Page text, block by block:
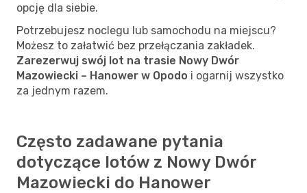
opcję dla siebie.
Potrzebujesz noclegu lub samochodu na miejscu?
Możesz to załatwić bez przełączania zakładek.
Zarezerwuj swój lot na trasie Nowy Dwór
Mazowiecki – Hanower w Opodo i ogarnij wszystko
za jednym razem.
Często zadawane pytania
dotyczące lotów z Nowy Dwór
Mazowiecki do Hanower